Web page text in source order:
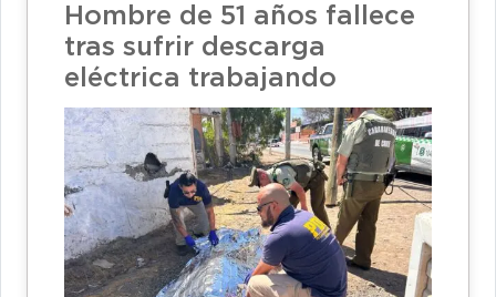
Hombre de 51 años fallece
tras sufrir descarga
eléctrica trabajando